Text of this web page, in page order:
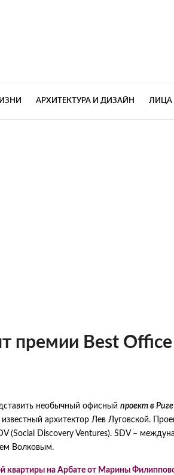
АРХИТЕКТУРА И ДИЗАЙН ЛИЦА
премии Best
необычный офисный проект в
архитектор Лев Луговской.
(Social Discovery Ventures). SDV –
Волковым.
квартиры на Арбате от Марины